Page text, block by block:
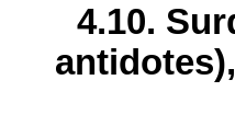
4.10.